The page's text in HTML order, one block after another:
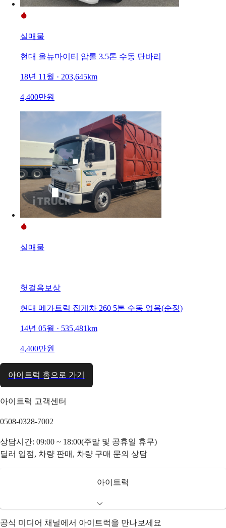
실매물
현대 올뉴마이티 암롤 3.5톤 수동 단바리
18년 11월 · 203,645km
4,400만원
실매물
헛걸음보상
현대 메가트럭 집게차 260 5톤 수동 없음(순정)
14년 05월 · 535,481km
4,400만원
아이트럭 홈으로 가기
아이트럭 고객센터
0508-0328-7002
상담시간: 09:00 ~ 18:00(주말 및 공휴일 휴무)
딜러 입점, 차량 판매, 차량 구매 문의 상담
아이트럭
공식 미디어 채널에서 아이트럭을 만나보세요